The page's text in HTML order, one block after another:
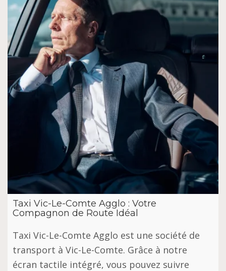
Taxi Vic-Le-Comte Agglo : Votre
Compagnon de Route Idéal
Taxi Vic-Le-Comte Agglo est une société de
transport à Vic-Le-Comte. Grâce à notre
écran tactile intégré, vous pouvez suivre